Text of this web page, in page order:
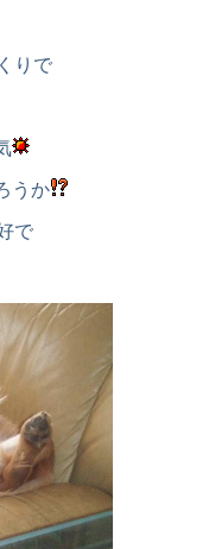
りで
うか
で